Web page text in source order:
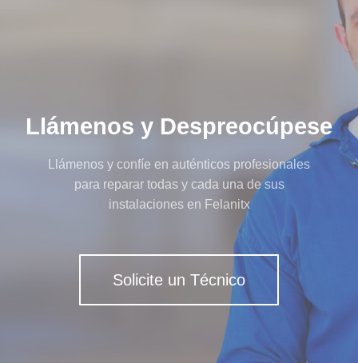
Llámenos y Despreocúpese
Llámenos y confíe en auténticos profesionales
para reparar todas y cada una de sus
instalaciones en Felanitx
Solicite un Técnico